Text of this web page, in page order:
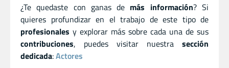
¿Te quedaste con ganas de más información? Si
quieres profundizar en el trabajo de este tipo de
profesionales y explorar más sobre cada una de sus
contribuciones, puedes visitar nuestra sección
dedicada:Actores